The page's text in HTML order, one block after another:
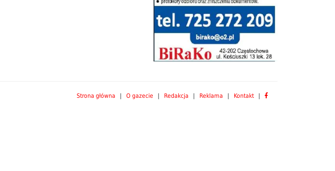
Strona główna | O gazecie | Redakcja | Reklama | Kontakt|